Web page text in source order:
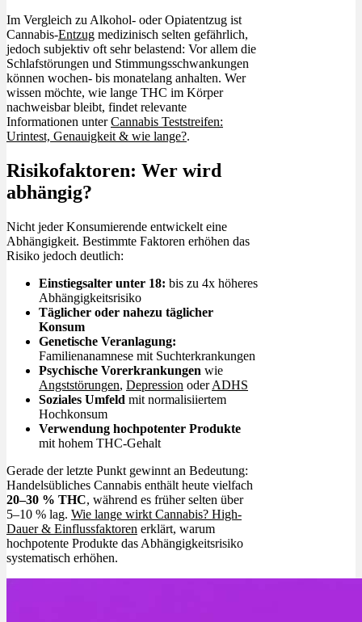
Im Vergleich zu Alkohol- oder Opiatentzug ist
Cannabis-Entzug medizinisch selten gefährlich,
jedoch subjektiv oft sehr belastend: Vor allem die
Schlafstörungen und Stimmungsschwankungen
können wochen- bis monatelang anhalten. Wer
wissen möchte, wie lange THC im Körper
nachweisbar bleibt, findet relevante
Informationen unterCannabis Teststreifen:
Urintest, Genauigkeit & wie lange?.
Risikofaktoren: Wer wird
abhängig?
Nicht jeder Konsumierende entwickelt eine
Abhängigkeit. Bestimmte Faktoren erhöhen das
Risiko jedoch deutlich:
Einstiegsalter unter 18: bis zu 4x höheres
Abhängigkeitsrisiko
Täglicher oder nahezu täglicher
Konsum
Genetische Veranlagung:
Familienanamnese mit Suchterkrankungen
Psychische Vorerkrankungen wie
Angststörungen, Depression oderADHS
Soziales Umfeld mit normalisiiertem
Hochkonsum
Verwendung hochpotenter Produkte
mit hohem THC-Gehalt
Gerade der letzte Punkt gewinnt an Bedeutung:
Handelsübliches Cannabis enthält heute vielfach
20–30 % THC, während es früher selten über
5–10 % lag. Wie lange wirkt Cannabis? High-
Dauer & Einflussfaktoren erklärt, warum
hochpotente Produkte das Abhängigkeitsrisiko
systematisch erhöhen.